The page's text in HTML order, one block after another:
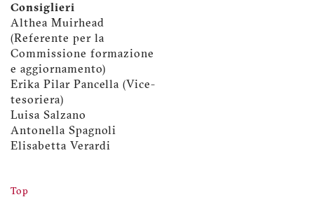
Consiglieri
Althea Muirhead
(Referente per la
Commissione formazione
e aggiornamento)
Erika Pilar Pancella (Vice-
tesoriera)
Luisa Salzano
Antonella Spagnoli
Elisabetta Verardi
Top